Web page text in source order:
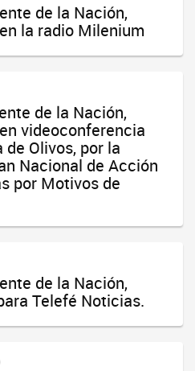
de la Nación,
la radio Milenium
de la Nación,
videoconferencia
Olivos, por la
Nacional de Acción
por Motivos de
de la Nación,
Telefé Noticias.